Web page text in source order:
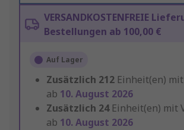
VERSANDKOSTENFREIE
Bestellungen ab 100,00 €
Auf Lager
Zusätzlich 212 Einheit(en)
ab 10. August 2026
Zusätzlich 24 Einheit(en) mit
ab 10. August 2026